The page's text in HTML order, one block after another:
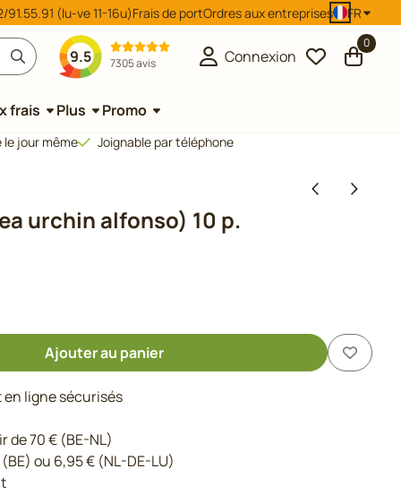
(lu-ve 11-16u)Frais de portOrdres aux entreprises FR
9.5 7305 avis Connexion
0
frais Plus Promo
le jour même
Joignable par téléphone
urchin alfonso) 10 p.
Ajouter au panier
ligne sécurisés
de 70 € (BE-NL)
ou 6,95 € (NL-DE-LU)